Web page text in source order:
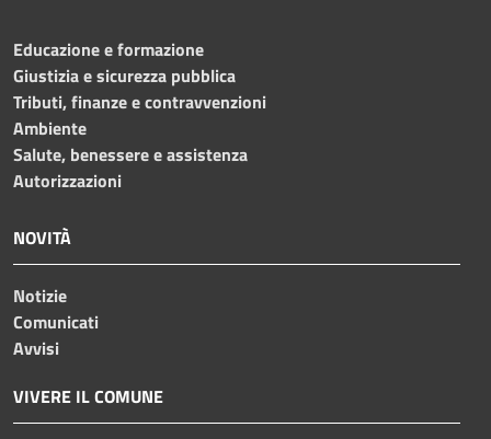
Educazione e formazione
Giustizia e sicurezza pubblica
Tributi, finanze e contravvenzioni
Ambiente
Salute, benessere e assistenza
Autorizzazioni
NOVITÀ
Notizie
Comunicati
Avvisi
VIVERE IL COMUNE